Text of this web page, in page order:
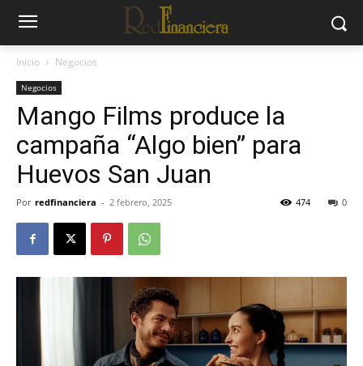
Inicio Negocios
Negocios
Mango Films produce la
campaña “Algo bien” para
Huevos San Juan
Por redfinanciera - 2 febrero, 2025 0
474